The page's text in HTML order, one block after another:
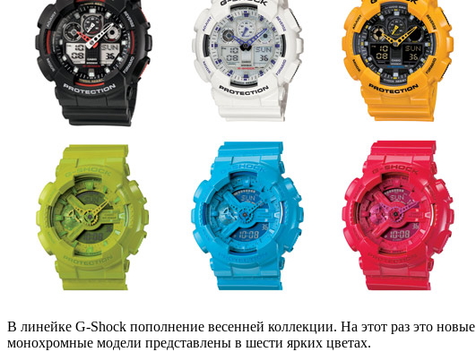
В линейке G-Shock пополнение весенней коллекции. На этот раз это новые
монохромные модели представлены в шести ярких цветах.